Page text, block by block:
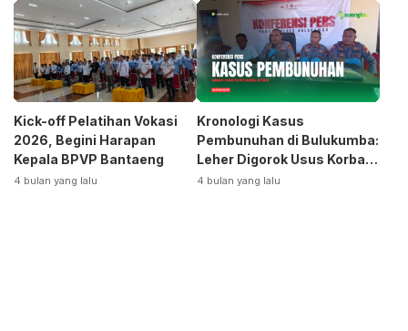
Otomotif
Kick-off Pelatihan Vokasi
2026, Begini Harapan
Kepala BPVP Bantaeng
4 bulan yang lalu
Kronologi Kasus
Pembunuhan di Bulukumba:
Leher Digorok Usus Korban
Dikeluarkan
4 bulan yang lalu